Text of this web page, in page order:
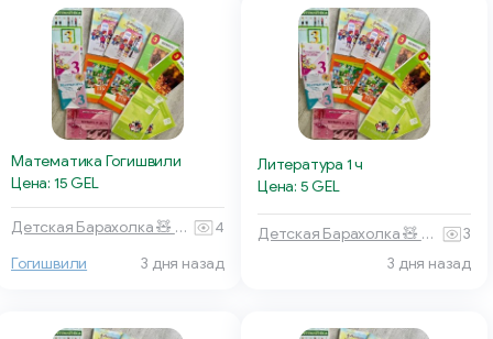
Математика Гогишвили
Цена: 15 GEL
Детская Барахолка 🧸 Батуми
4
Гогишвили
3 дня назад
Литература 1 ч
Цена: 5 GEL
Детская Барахолка 🧸 Батуми
3
3 дня назад